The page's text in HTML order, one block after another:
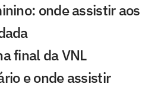
onde assistir aos
final da VNL
e onde assistir